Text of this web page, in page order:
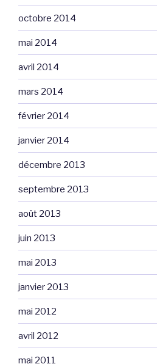
octobre 2014
mai 2014
avril 2014
mars 2014
février 2014
janvier 2014
décembre 2013
septembre 2013
août 2013
juin 2013
mai 2013
janvier 2013
mai 2012
avril 2012
mai 2011